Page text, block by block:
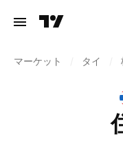
マーケット タイ